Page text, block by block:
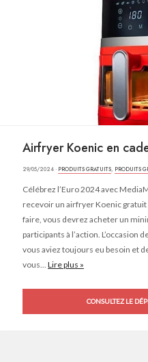
Airfryer Koenic en
29/05/2024 · PRODUITS GRATUITS, PRODUITS
Célébrez l’Euro 2024 avec
recevoir un airfryer Koenic
faire, vous devrez acheter un
participants à l’action.
vous aviez toujours eu besoin et
vous... Lire plus »
CONSULTEZ LE